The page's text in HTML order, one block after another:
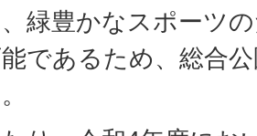
緑豊かなスポーツ
であるため、総合